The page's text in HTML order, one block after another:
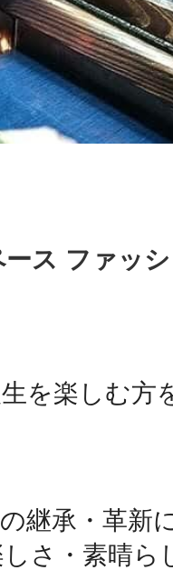
ス ファッ
生を楽しむ方
継承・革新
さ・素晴ら